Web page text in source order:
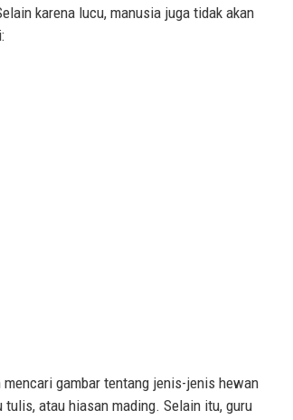
karena lucu, manusia juga tidak akan
gambar tentang jenis-jenis hewan
atau hiasan mading. Selain itu, guru